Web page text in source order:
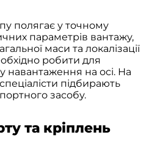
полягає у точному
параметрів вантажу,
маси та локалізації
робити для
навантаження на осі. На
підбирають
засобу.
та кріплень